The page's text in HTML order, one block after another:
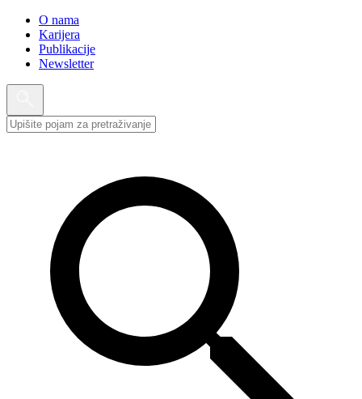
O nama
Karijera
Publikacije
Newsletter